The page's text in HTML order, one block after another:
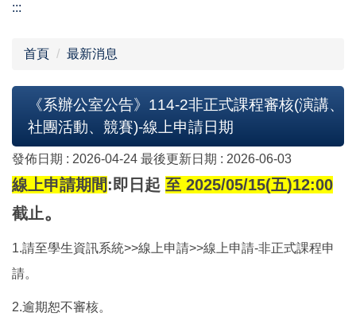
:::
首頁 最新消息
《系辦公室公告》114-2非正式課程審核(演講、
社團活動、競賽)-線上申請日期
發佈日期 : 2026-04-24 最後更新日期 : 2026-06-03
線上申請期間 : 即日起 至 2025/05/15(五)12:00
截止。
1.請至學生資訊系統>>線上申請>>線上申請-非正式課程申
請。
2.逾期恕不審核。